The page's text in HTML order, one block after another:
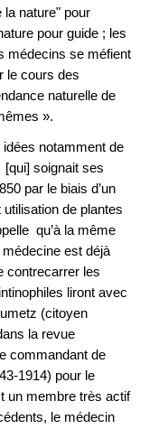
nature" pour
pour guide ; les
médecins se méfient
le cours des
naturelle de
».
notamment de
[qui] soignait ses
par le biais d’un
de plantes
qu’à la même
médecine est déjà
contrecarrer les
liront avec
(citoyen
la revue
commandant de
1914) pour le
un membre très actif
le médecin